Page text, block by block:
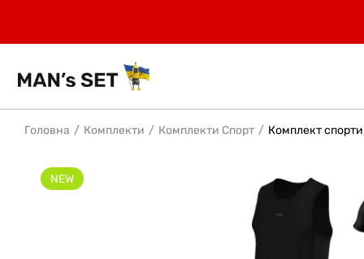
Головна Комплекти Комплекти Спорт Комплект
NEW